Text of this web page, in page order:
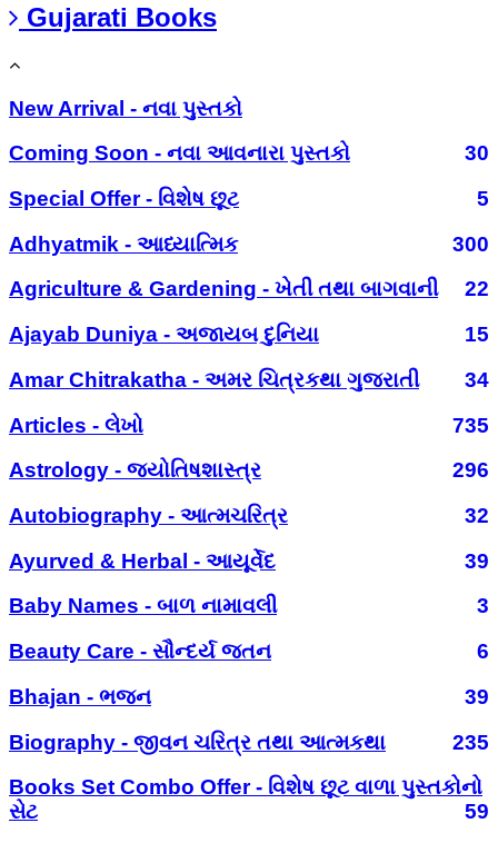
Gujarati Books
New Arrival - નવા પુસ્તકો
Coming Soon - નવા આવનારા પુસ્તકો
30
Special Offer - વિશેષ છૂટ
5
Adhyatmik - આધ્યાત્મિક
300
Agriculture & Gardening - ખેતી તથા બાગવાની
22
Ajayab Duniya - અજાયબ દુનિયા
15
Amar Chitrakatha - અમર ચિત્રકથા ગુજરાતી
34
Articles - લેખો
735
Astrology - જ્યોતિષશાસ્ત્ર
296
Autobiography - આત્મચરિત્ર
32
Ayurved & Herbal - આયૂર્વેદ
39
Baby Names - બાળ નામાવલી
3
Beauty Care - સૌન્દર્ય જતન
6
Bhajan - ભજન
39
Biography - જીવન ચરિત્ર તથા આત્મકથા
235
Books Set Combo Offer - વિશેષ છૂટ વાળા પુસ્તકોનો
સેટ
59